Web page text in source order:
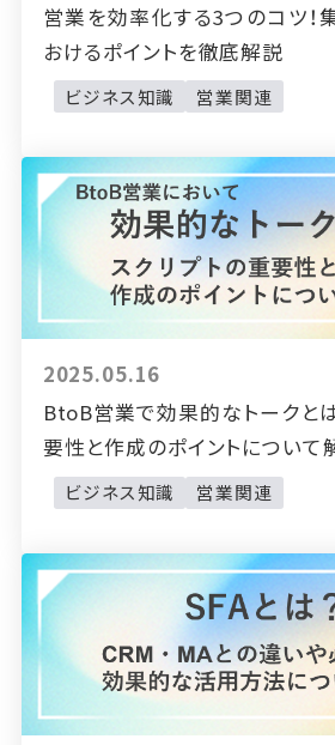
営業を効率化する3つのコツ！
おけるポイントを徹底解説
ビジネス知識 営業関連
2025.05.16
BtoB営業で効果的なトークと
要性と作成のポイントについて
ビジネス知識 営業関連